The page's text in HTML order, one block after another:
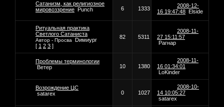
Сатанизм, как религиозное
мировоззрение
Punch 6 1333
2008-12-
16 19:47:48
Elside
Ритуальная практика
Светлого Сатаниста
Автор - Просва
Dимиург
[ 1 2 3 ]
82 5311
2008-11-
27 15:11:57
Рагнар
Проблемы терминологии
Ветер
10 1380
2008-11-
16 01:34:01
LoKinder
Возрождение ЦС
satarex
0 1027
2008-10-
14 10:05:27
satarex